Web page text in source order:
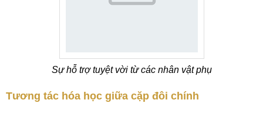
Sự hỗ trợ tuyệt vời từ các nhân vật phụ
Tương tác hóa học giữa cặp đôi chính